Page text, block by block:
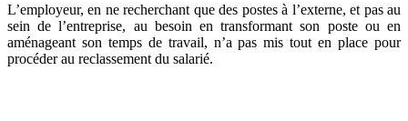
L’employeur, en ne recherchant que des postes à l’externe, et pas au
sein de l’entreprise, au besoin en transformant son poste ou en
aménageant son temps de travail, n’a pas mis tout en place pour
procéder au reclassement du salarié.